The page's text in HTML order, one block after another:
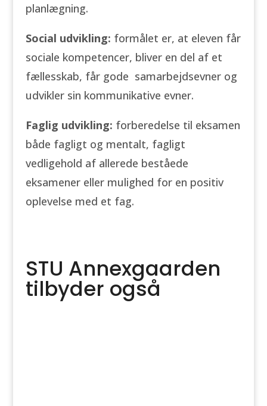
planlægning.
Social udvikling: formålet er, at eleven får
sociale kompetencer, bliver en del af et
fællesskab, får gode samarbejdsevner og
udvikler sin kommunikative evner.
Faglig udvikling: forberedelse til eksamen
både fagligt og mentalt, fagligt
vedligehold af allerede beståede
eksamener eller mulighed for en positiv
oplevelse med et fag.
STU Annexgaarden
tilbyder også